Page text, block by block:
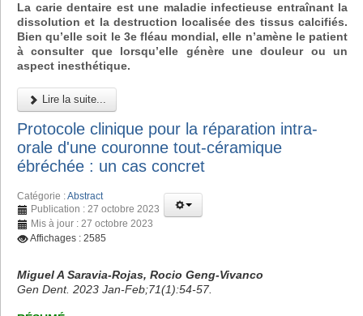
La carie dentaire est une maladie infectieuse entraînant la
dissolution et la destruction localisée des tissus calcifiés.
Bien qu’elle soit le 3e fléau mondial, elle n’amène le patient
à consulter que lorsqu’elle génère une douleur ou un
aspect inesthétique.
Lire la suite...
Protocole clinique pour la réparation intra-
orale d'une couronne tout-céramique
ébréchée : un cas concret
Catégorie :Abstract
Publication : 27 octobre 2023
Mis à jour : 27 octobre 2023
Affichages : 2585
Miguel A Saravia-Rojas, Rocio Geng-Vivanco
Gen Dent. 2023 Jan-Feb;71(1):54-57.